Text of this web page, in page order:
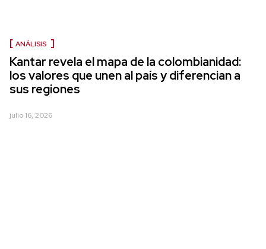
ANÁLISIS
Kantar revela el mapa de la colombianidad:
los valores que unen al país y diferencian a
sus regiones
julio 16, 2026